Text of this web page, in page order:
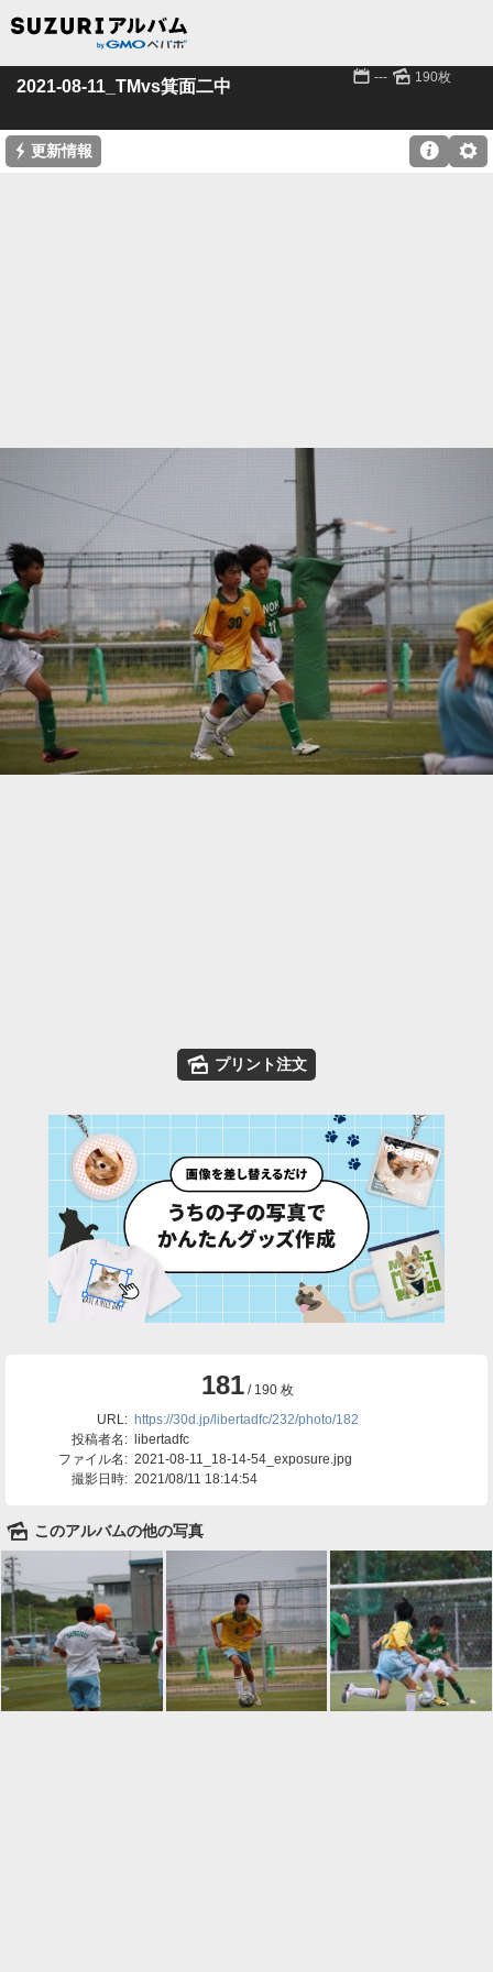
2021-08-11_TMvs箕面二中 📅 --- 🌄 190枚
⚡ 更新情報 ⚙

🌄 プリント注文
181/ 190 枚
URL: https://30d.jp/libertadfc/232/photo/182
投稿者名: libertadfc
ファイル名: 2021-08-11_18-14-54_exposure.jpg
撮影日時: 2021/08/11 18:14:54
🌄 このアルバムの他の写真